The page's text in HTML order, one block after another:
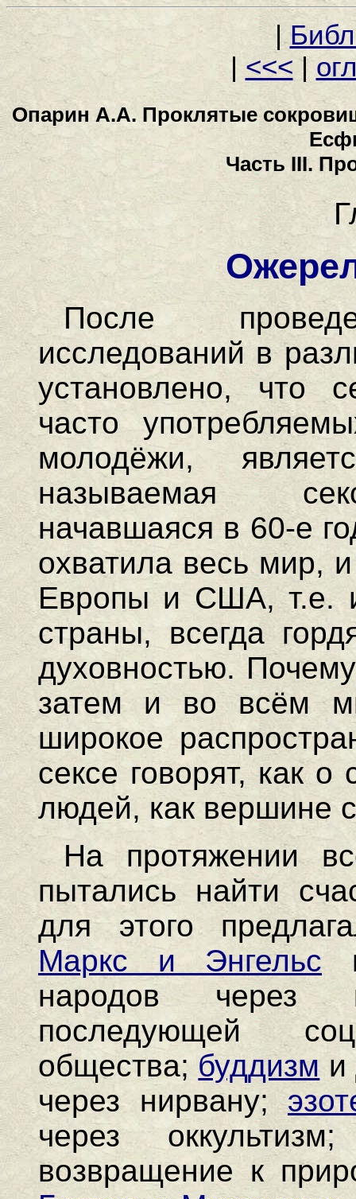
|
| <<< |
Опарин А.А. Проклятые
Часть III.
После
исследований в
установлено, что
часто
молодёжи,
называемая
начавшаяся в 60-е
охватила весь мир,
Европы и США, т.е.
страны, всегда
духовностью.
затем и во всём
широкое
сексе говорят, как
людей, как вершине
На протяжении
пытались найти
для этого
Маркс и Энгельс
народов через
последующей
общества; буддизми
через нирвану;
через
возвращение к